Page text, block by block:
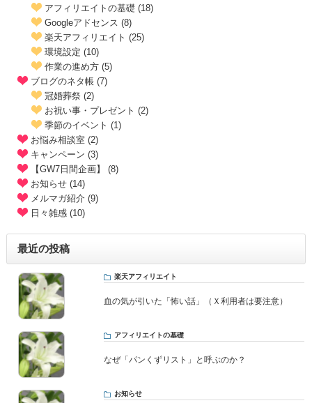
アフィリエイトの基礎 (18)
Googleアドセンス (8)
楽天アフィリエイト (25)
環境設定 (10)
作業の進め方 (5)
ブログのネタ帳 (7)
冠婚葬祭 (2)
お祝い事・プレゼント (2)
季節のイベント (1)
お悩み相談室 (2)
キャンペーン (3)
【GW7日間企画】 (8)
お知らせ (14)
メルマガ紹介 (9)
日々雑感 (10)
最近の投稿
楽天アフィリエイト
血の気が引いた「怖い話」（Ｘ利用者は要注意）
アフィリエイトの基礎
なぜ「パンくずリスト」と呼ぶのか？
お知らせ